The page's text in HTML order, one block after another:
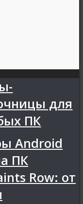
для
ПК
Android
ПК
Row: от